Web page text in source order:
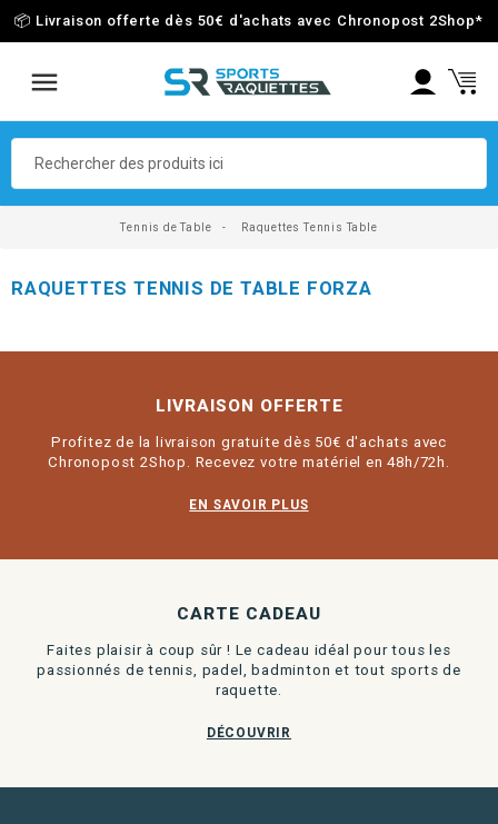
📦 Livraison offerte dès 50€ d'achats avec Chronopost 2Shop*
Tennis de Table Raquettes Tennis Table
RAQUETTES TENNIS DE TABLE FORZA
LIVRAISON OFFERTE
Profitez de la livraison gratuite dès 50€ d'achats avec
Chronopost 2Shop. Recevez votre matériel en 48h/72h.
EN SAVOIR PLUS
CARTE CADEAU
Faites plaisir à coup sûr ! Le cadeau idéal pour tous les
passionnés de tennis, padel, badminton et tout sports de
raquette.
DÉCOUVRIR